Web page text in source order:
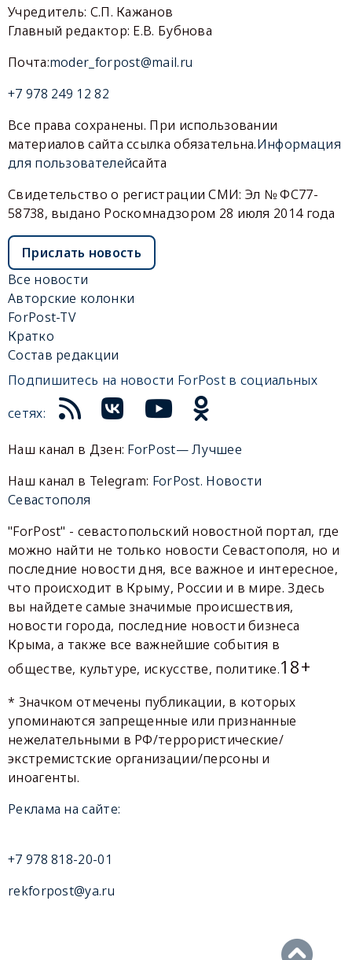
Учредитель: С.П. Кажанов
Главный редактор: Е.В. Бубнова
Почта:moder_forpost@mail.ru
+7 978 249 12 82
Все права сохранены. При использовании
материалов сайта ссылка обязательна.Информация
для пользователейсайта
Свидетельство о регистрации СМИ: Эл № ФС77-
58738, выдано Роскомнадзором 28 июля 2014 года
Прислать новость
Все новости
Авторские колонки
ForPost-TV
Кратко
Состав редакции
Подпишитесь на новости ForPost в социальных
сетях:
Наш канал в Дзен: ForPost— Лучшее
Наш канал в Telegram: ForPost. Новости
Севастополя
"ForPost" - севастопольский новостной портал, где
можно найти не только новости Севастополя, но и
последние новости дня, все важное и интересное,
что происходит в Крыму, России и в мире. Здесь
вы найдете самые значимые происшествия,
новости города, последние новости бизнеса
Крыма, а также все важнейшие события в
обществе, культуре, искусстве, политике.18+
* Значком отмечены публикации, в которых
упоминаются запрещенные или признанные
нежелательными в РФ/террористические/
экстремистские организации/персоны и
иноагенты.
Реклама на сайте:
+7 978 818-20-01
rekforpost@ya.ru